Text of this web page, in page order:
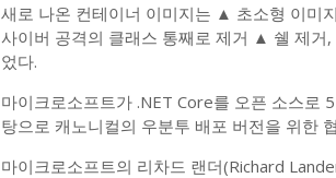
새로 나온 컨테이너 이미지는 ▲ 초소형 이미
사이버 공격의 클래스 통째로 제거 ▲ 쉘 제거
었다.
마이크로소프트가 .NET Core를 오픈 소스로
탕으로 캐노니컬의 우분투 배포 버전을 위한
마이크로소프트의 리차드 랜더(Richard